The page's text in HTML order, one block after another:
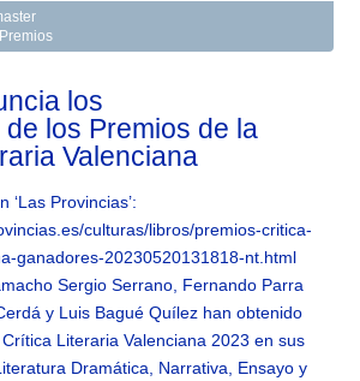
Premios
los
los Premios de la
Valenciana
‘Las Provincias’:
culturas/libros/premios-critica-
ganadores-20230520131818-nt.html
Sergio Serrano, Fernando Parra
y Luis Bagué Quílez han obtenido
Literaria Valenciana 2023 en sus
Dramática, Narrativa, Ensayo y